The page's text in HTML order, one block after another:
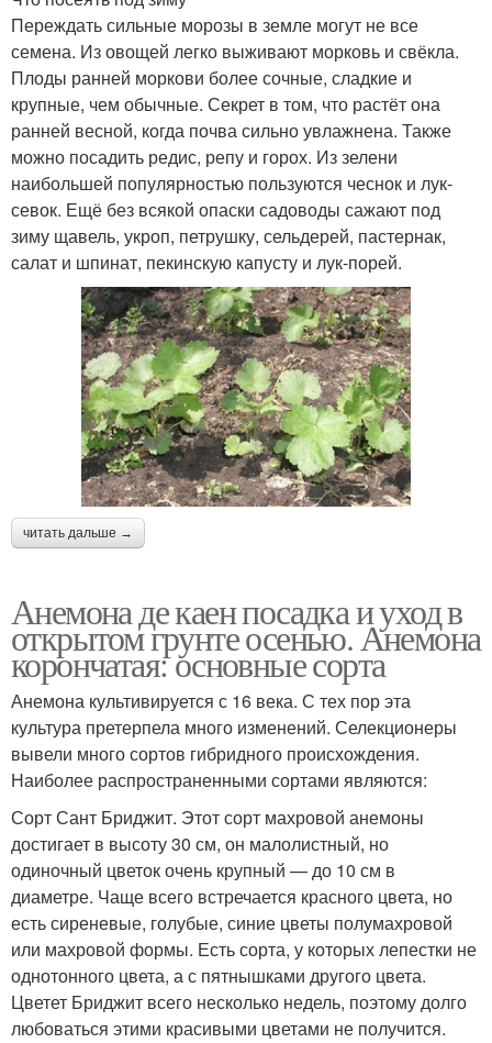
Переждать сильные морозы в земле могут не все
семена. Из овощей легко выживают морковь и свёкла.
Плоды ранней моркови более сочные, сладкие и
крупные, чем обычные. Секрет в том, что растёт она
ранней весной, когда почва сильно увлажнена. Также
можно посадить редис, репу и горох. Из зелени
наибольшей популярностью пользуются чеснок и лук-
севок. Ещё без всякой опаски садоводы сажают под
зиму щавель, укроп, петрушку, сельдерей, пастернак,
салат и шпинат, пекинскую капусту и лук-порей.
читать дальше →
Анемона де каен посадка и уход в
открытом грунте осенью. Анемона
корончатая: основные сорта
Анемона культивируется с 16 века. С тех пор эта
культура претерпела много изменений. Селекционеры
вывели много сортов гибридного происхождения.
Наиболее распространенными сортами являются:
Сорт Сант Бриджит. Этот сорт махровой анемоны
достигает в высоту 30 см, он малолистный, но
одиночный цветок очень крупный — до 10 см в
диаметре. Чаще всего встречается красного цвета, но
есть сиреневые, голубые, синие цветы полумахровой
или махровой формы. Есть сорта, у которых лепестки не
однотонного цвета, а с пятнышками другого цвета.
Цветет Бриджит всего несколько недель, поэтому долго
любоваться этими красивыми цветами не получится.